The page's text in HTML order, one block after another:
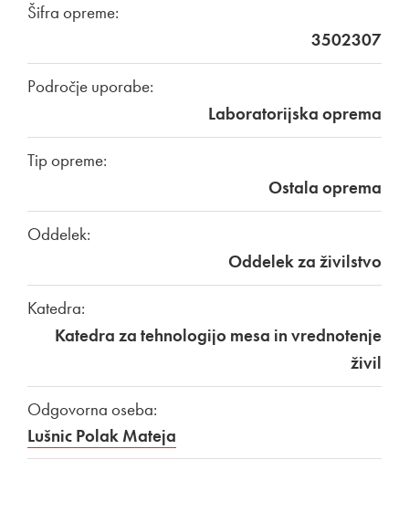
Šifra opreme:
3502307
Področje uporabe:
Laboratorijska oprema
Tip opreme:
Ostala oprema
Oddelek:
Oddelek za živilstvo
Katedra:
Katedra za tehnologijo mesa in vrednotenje
živil
Odgovorna oseba:
Lušnic Polak Mateja